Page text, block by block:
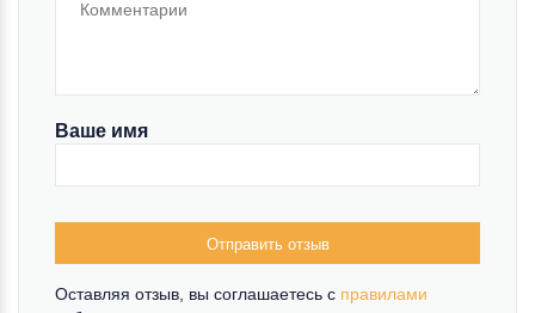
Ваше имя
Отправить отзыв
Оставляя отзыв, вы соглашаетесь c правилами